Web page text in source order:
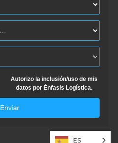
Autorizo la inclusión/uso de mis
datos por Énfasis Logística.
Enviar
ES